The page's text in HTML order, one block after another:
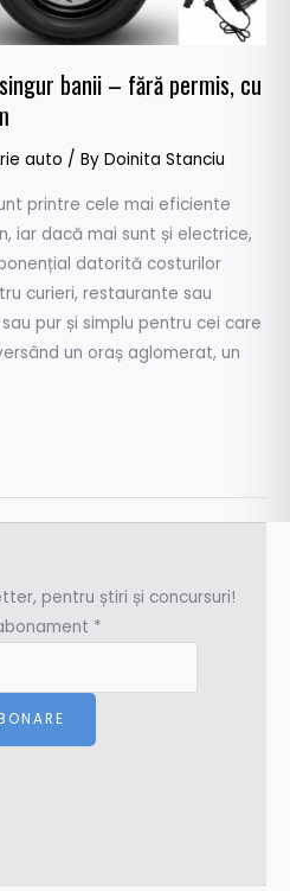
banii – fără permis, cu
auto / By Doinita Stanciu
printre cele mai eficiente
iar dacă mai sunt și electrice,
datorită costurilor
curieri, restaurante sau
pur și simplu pentru cei care
un oraș aglomerat, un
pentru știri și concursuri!
*